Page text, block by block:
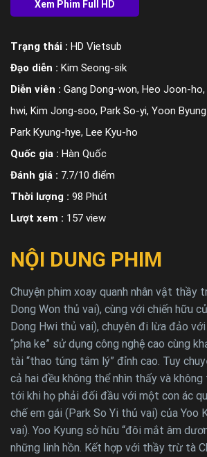
Trạng thái : HD Vietsub
Đạo diễn : Kim Seong-sik
Diễn viên : Gang Dong-won, Heo Joon-
hwi, Kim Jong-soo, Park So-yi, Yoon
Park Kyung-hye, Lee Kyu-ho
Quốc gia : Hàn Quốc
Đánh giá : 7.7/10 điểm
Thời lượng : 98 Phút
Lượt xem : 157 view
NỘI DUNG PHIM
Chuyện phim xoay quanh nhân vật thầy
Dong Won thủ vai), cùng với chiến hữu
Dong Hwi thủ vai), chuyên đi lừa đảo
“pha ke” sử dụng công nghệ cao cùng
tài “thao túng tâm lý” đỉnh cao. Tuy
cả hai đều không thể nhìn thấy và không
tới khi họ phải đối đầu với một con ác
chế em gái (Park So Yi thủ vai) của Yoo
vai). Yoo Kyung sở hữu “đôi mắt âm
những linh hồn. Kết hợp với thầy trừ tà